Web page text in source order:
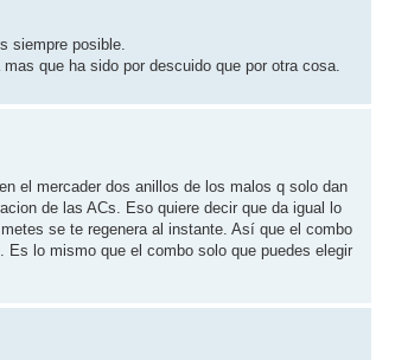
siempre posible.
que ha sido por descuido que por otra cosa.
el mercader dos anillos de los malos q solo dan
de las ACs. Eso quiere decir que da igual lo
se te regenera al instante. Así que el combo
Es lo mismo que el combo solo que puedes elegir